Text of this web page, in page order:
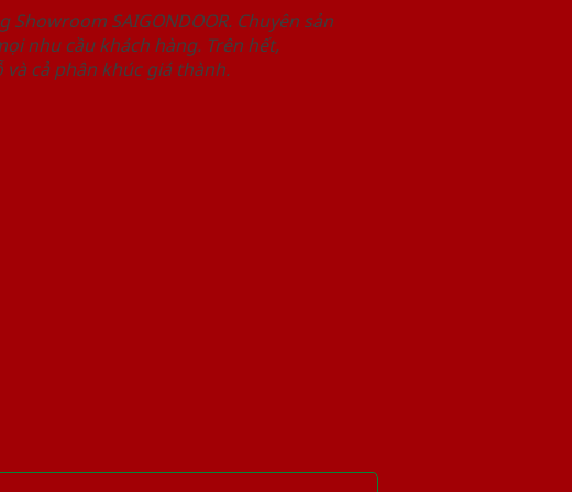
SAIGONDOOR. Chuyên sản
nhu cầu khách hàng. Trên hết,
và cả phân khúc giá thành.